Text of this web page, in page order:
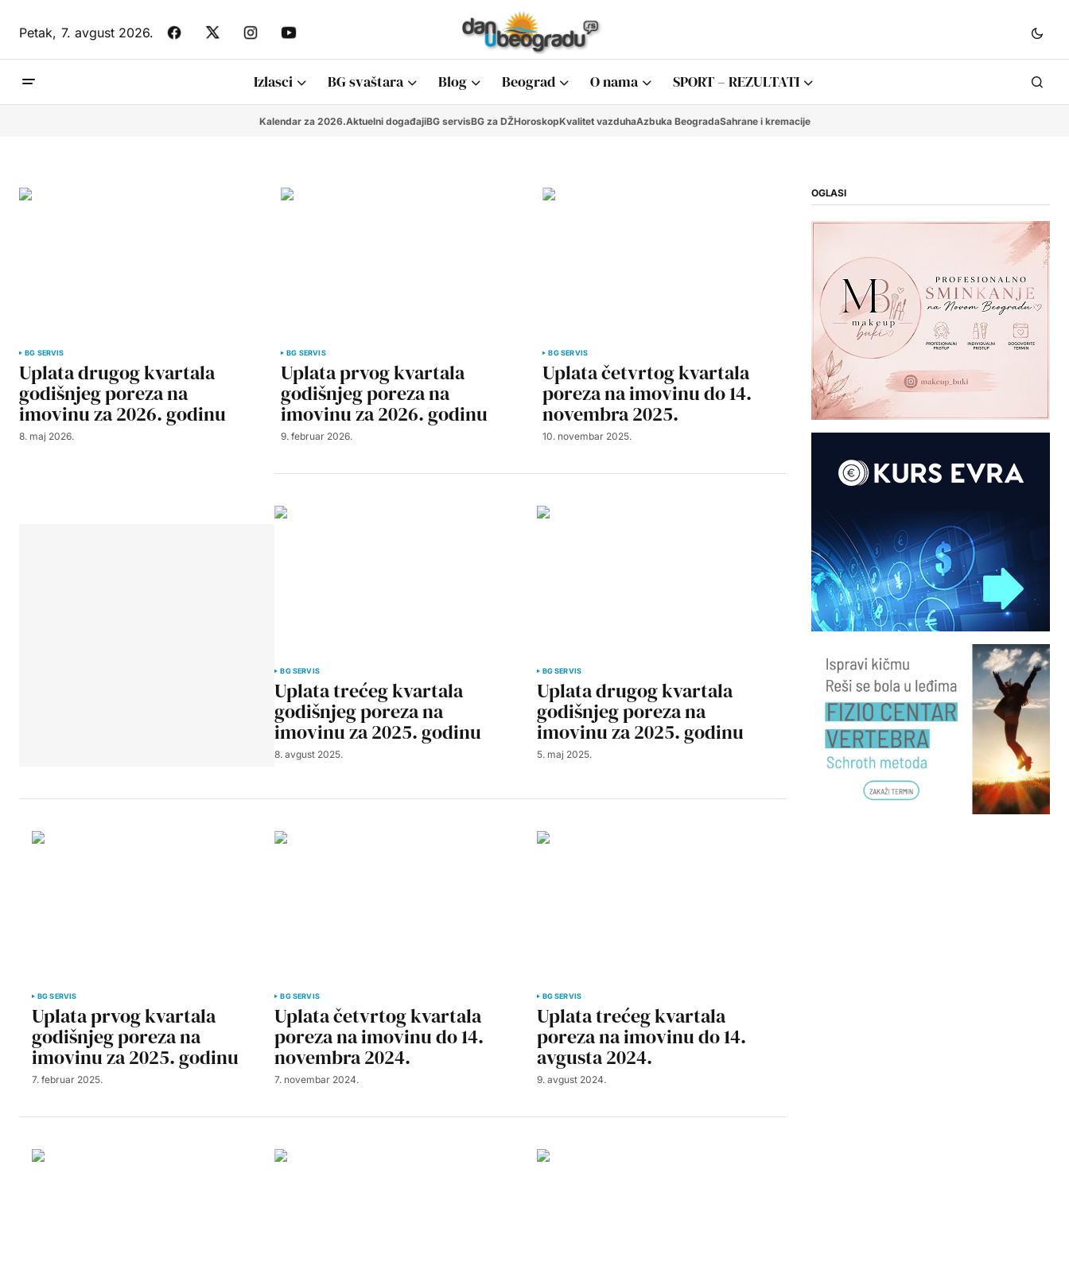
Petak,7. avgust 2026.
Izlasci BG svaštara Blog Beograd O nama SPORT – REZULTATI
Kalendar za 2026.Aktuelni događajiBG servisBG za DŽHoroskopKvalitet vazduhaAzbuka BeogradaSahrane i kremacije
BG SERVIS
Uplata drugog kvartala
godišnjeg poreza na
imovinu za 2026. godinu
8. maj 2026.
BG SERVIS
Uplata prvog kvartala
godišnjeg poreza na
imovinu za 2026. godinu
9. februar 2026.
BG SERVIS
Uplata četvrtog kvartala
poreza na imovinu do 14.
novembra 2025.
10. novembar 2025.
BG SERVIS
Uplata trećeg kvartala
godišnjeg poreza na
imovinu za 2025. godinu
8. avgust 2025.
BG SERVIS
Uplata drugog kvartala
godišnjeg poreza na
imovinu za 2025. godinu
5. maj 2025.
BG SERVIS
Uplata prvog kvartala
godišnjeg poreza na
imovinu za 2025. godinu
7. februar 2025.
BG SERVIS
Uplata četvrtog kvartala
poreza na imovinu do 14.
novembra 2024.
7. novembar 2024.
BG SERVIS
Uplata trećeg kvartala
poreza na imovinu do 14.
avgusta 2024.
9. avgust 2024.
OGLASI